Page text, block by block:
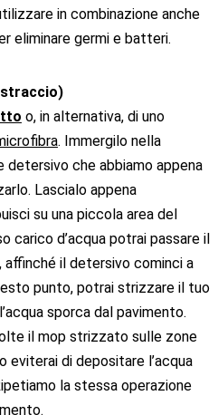
in combinazione anche
eliminare germi e batteri.
straccio)
o, in alternativa, di uno
. Immergilo nella
detersivo che abbiamo appena
Lascialo appena
su una piccola area del
carico d’acqua potrai passare il
il detersivo cominci a
punto, potrai strizzare il tuo
sporca dal pavimento.
il mop strizzato sulle zone
eviterai di depositare l’acqua
la stessa operazione